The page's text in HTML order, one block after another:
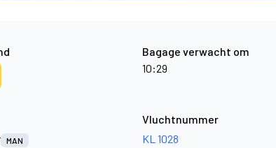
Bagage verwacht om
10:29
MAN
Vluchtnummer
KL 1028